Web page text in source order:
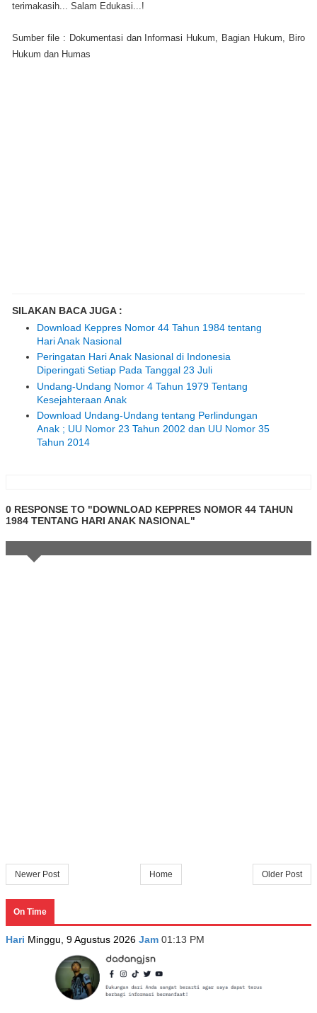
terimakasih... Salam Edukasi...!
Sumber file : Dokumentasi dan Informasi Hukum, Bagian Hukum, Biro
Hukum dan Humas
SILAKAN BACA JUGA :
Download Keppres Nomor 44 Tahun 1984 tentang
Hari Anak Nasional
Peringatan Hari Anak Nasional di Indonesia
Diperingati Setiap Pada Tanggal 23 Juli
Undang-Undang Nomor 4 Tahun 1979 Tentang
Kesejahteraan Anak
Download Undang-Undang tentang Perlindungan
Anak ; UU Nomor 23 Tahun 2002 dan UU Nomor 35
Tahun 2014
0 RESPONSE TO "DOWNLOAD KEPPRES NOMOR 44 TAHUN
1984 TENTANG HARI ANAK NASIONAL"
Newer Post Older Post
Home
On Time
Hari Minggu, 9 Agustus 2026 Jam 01:13 PM